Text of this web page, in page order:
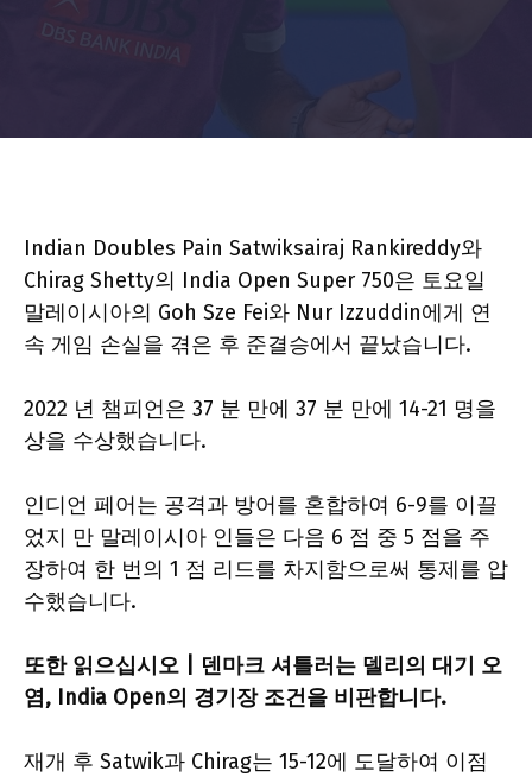
Indian Doubles Pain Satwiksairaj Rankireddy와
Chirag Shetty의 India Open Super 750은 토요일
말레이시아의 Goh Sze Fei와 Nur Izzuddin에게 연
속 게임 손실을 겪은 후 준결승에서 끝났습니다.
2022 년 챔피언은 37 분 만에 37 분 만에 14-21 명을
상을 수상했습니다.
인디언 페어는 공격과 방어를 혼합하여 6-9를 이끌
었지 만 말레이시아 인들은 다음 6 점 중 5 점을 주
장하여 한 번의 1 점 리드를 차지함으로써 통제를 압
수했습니다.
또한 읽으십시오 | 덴마크 셔틀러는 델리의 대기 오
염, India Open의 경기장 조건을 비판합니다.
재개 후 Satwik과 Chirag는 15-12에 도달하여 이점